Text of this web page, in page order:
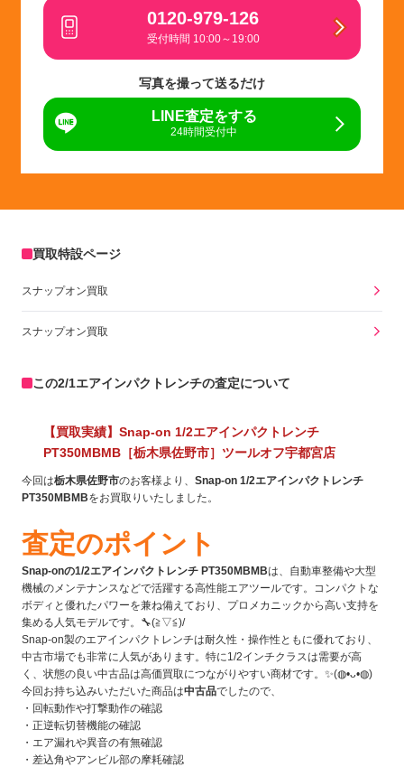
0120-979-126
受付時間 10:00～19:00
写真を撮って送るだけ
LINE査定をする
24時間受付中
買取特設ページ
スナップオン買取
スナップオン買取
この2/1エアインパクトレンチの査定について
【買取実績】Snap-on 1/2エアインパクトレンチ
PT350MBMB［栃木県佐野市］ツールオフ宇都宮店
今回は栃木県佐野市のお客様より、 Snap-on 1/2エアインパクトレンチ
PT350MBMBをお買取りいたしました。
査定のポイント
Snap-onの1/2エアインパクトレンチ PT350MBMBは、自動車整備や大型
機械のメンテナンスなどで活躍する高性能エアツールです。コンパクトな
ボディと優れたパワーを兼ね備えており、プロメカニックから高い支持を
集める人気モデルです。🔧(≧▽≦)/
Snap-on製のエアインパクトレンチは耐久性・操作性ともに優れており、
中古市場でも非常に人気があります。特に1/2インチクラスは需要が高
く、状態の良い中古品は高価買取につながりやすい商材です。✨(◍•ᴗ•◍)
今回お持ち込みいただいた商品は中古品でしたので、
・回転動作や打撃動作の確認
・正逆転切替機能の確認
・エア漏れや異音の有無確認
・差込角やアンビル部の摩耗確認